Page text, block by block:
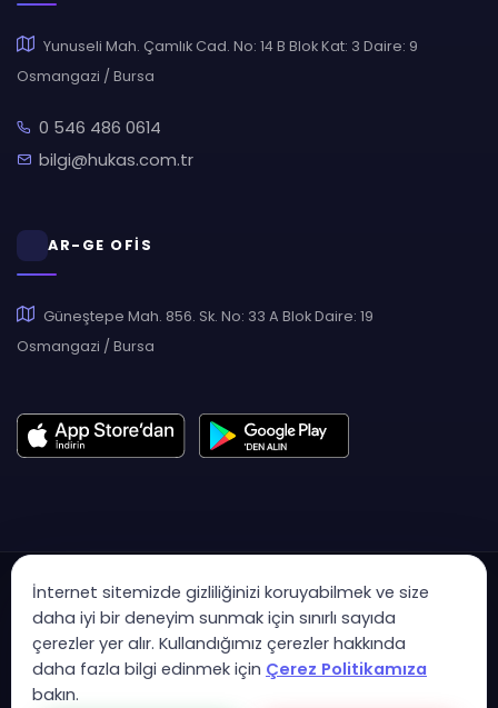
Yunuseli Mah. Çamlık Cad. No: 14 B Blok Kat: 3 Daire: 9
Osmangazi / Bursa
0 546 486 0614
bilgi@hukas.com.tr
AR-GE OFİS
Güneştepe Mah. 856. Sk. No: 33 A Blok Daire: 19
Osmangazi / Bursa
Copyright © 2007 - 2026 Hukas | Hukuk Asistan • Tüm Hakları
Saklıdır
İnternet sitemizde gizliliğinizi koruyabilmek ve size
daha iyi bir deneyim sunmak için sınırlı sayıda
çerezler yer alır. Kullandığımız çerezler hakkında
daha fazla bilgi edinmek için Çerez Politikamıza
bakın.